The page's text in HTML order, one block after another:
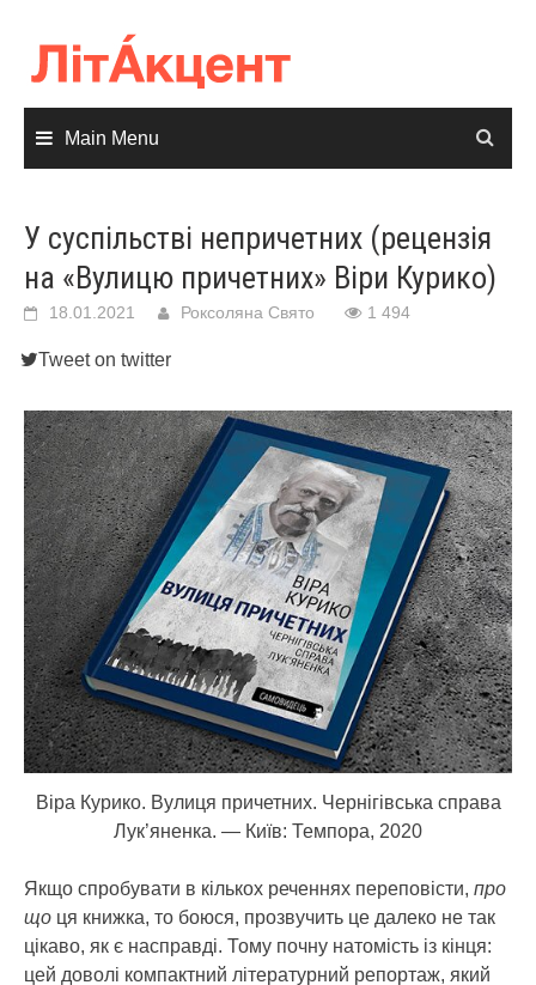
content
Main Menu
У суспільстві непричетних (рецензія
на «Вулицю причетних» Віри Курико)
18.01.2021 Роксоляна Свято 1 494
Tweet on twitter
Віра Курико. Вулиця причетних. Чернігівська справа
Лук’яненка. — Київ: Темпора, 2020
Якщо спробувати в кількох реченнях переповісти, про
що ця книжка, то боюся, прозвучить це далеко не так
цікаво, як є насправді. Тому почну натомість із кінця:
цей доволі компактний літературний репортаж, який